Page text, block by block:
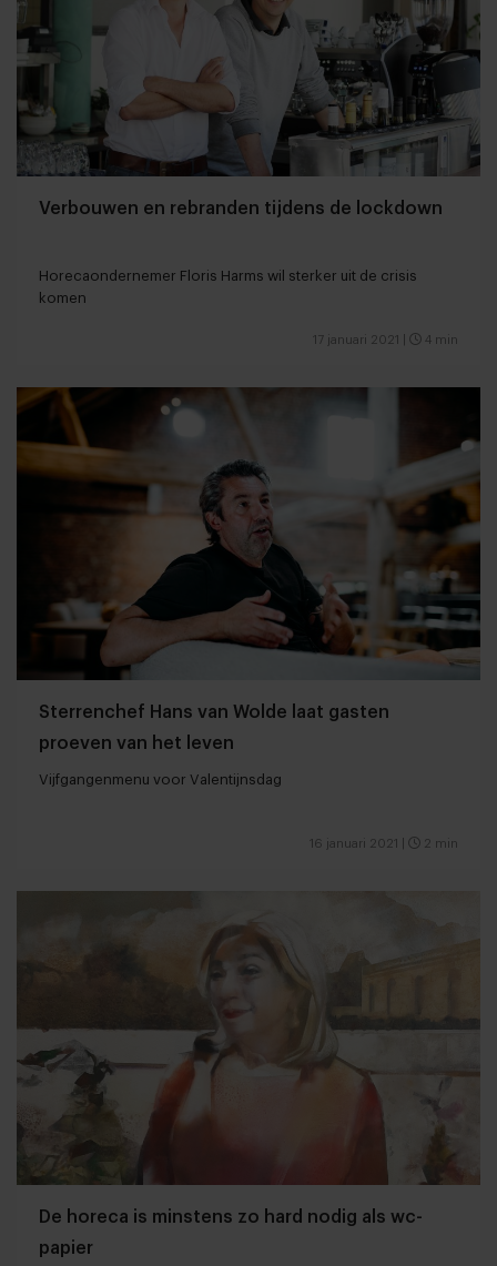
Verbouwen en rebranden tijdens de lockdown
Horecaondernemer Floris Harms wil sterker uit de crisis
komen
17 januari 2021 4 min
Sterrenchef Hans van Wolde laat gasten
proeven van het leven
Vijfgangenmenu voor Valentijnsdag
16 januari 2021 2 min
De horeca is minstens zo hard nodig als wc-
papier